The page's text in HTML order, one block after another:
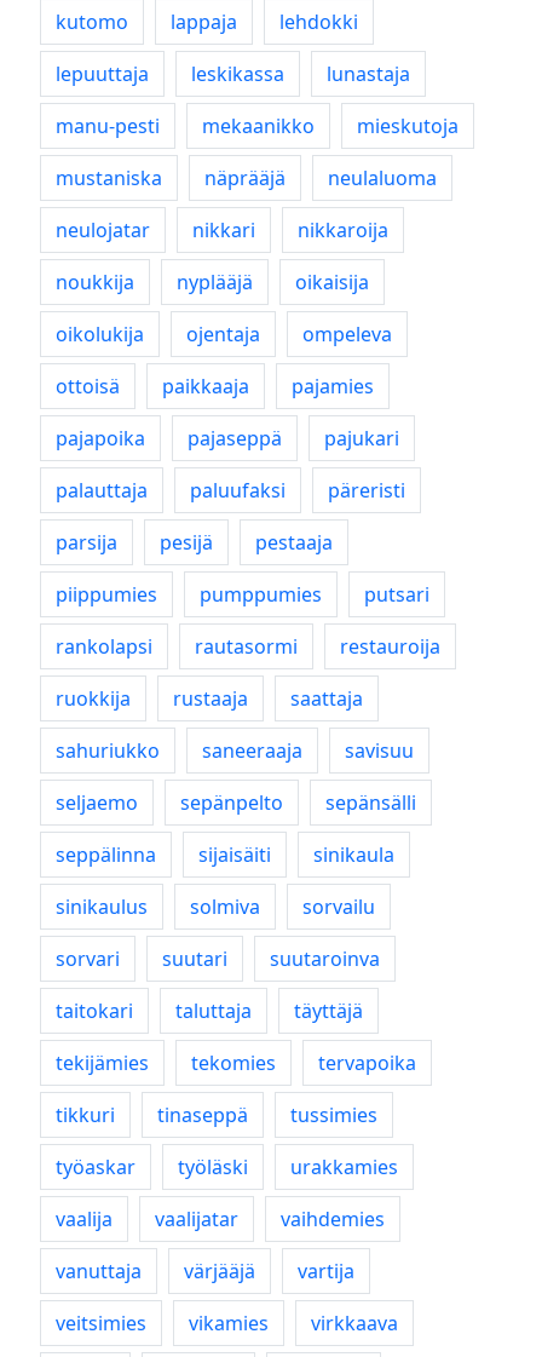
kutomo
lappaja
lehdokki
lepuuttaja
leskikassa
lunastaja
manu-pesti
mekaanikko
mieskutoja
mustaniska
näprääjä
neulaluoma
neulojatar
nikkari
nikkaroija
noukkija
nyplääjä
oikaisija
oikolukija
ojentaja
ompeleva
ottoisä
paikkaaja
pajamies
pajapoika
pajaseppä
pajukari
palauttaja
paluufaksi
päreristi
parsija
pesijä
pestaaja
piippumies
pumppumies
putsari
rankolapsi
rautasormi
restauroija
ruokkija
rustaaja
saattaja
sahuriukko
saneeraaja
savisuu
seljaemo
sepänpelto
sepänsälli
seppälinna
sijaisäiti
sinikaula
sinikaulus
solmiva
sorvailu
sorvari
suutari
suutaroinva
taitokari
taluttaja
täyttäjä
tekijämies
tekomies
tervapoika
tikkuri
tinaseppä
tussimies
työaskar
työläski
urakkamies
vaalija
vaalijatar
vaihdemies
vanuttaja
värjääjä
vartija
veitsimies
vikamies virkkaava